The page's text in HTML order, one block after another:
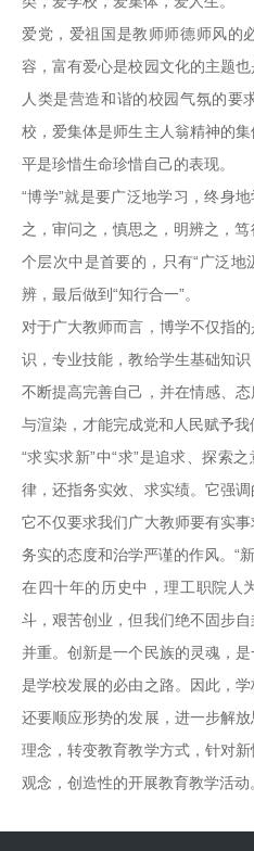
爱党，爱祖国是教师师德师风的
容，富有爱心是校园文化的主题
人类是营造和谐的校园气氛的要
校，爱集体是师生主人翁精神的
平是珍惜生命珍惜自己的表现。
“博学”就是要广泛地学习，终身
之，审问之，慎思之，明辨之，
个层次中是首要的，只有“广泛
辨，最后做到“知行合一”。
对于广大教师而言，博学不仅指
识，专业技能，教给学生基础知
不断提高完善自己，并在情感、
与渲染，才能完成党和人民赋予我
“求实求新”中“求”是追求、探索
律，还指务实效、求实绩。它强调
它不仅要求我们广大教师要有实
务实的态度和治学严谨的作风。“新
在四十年的历史中，理工职院人
斗，艰苦创业，但我们绝不固步
并重。创新是一个民族的灵魂，
是学校发展的必由之路。因此，
还要顺应形势的发展，进一步解
理念，转变教育教学方式，针对
观念，创造性的开展教育教学活动